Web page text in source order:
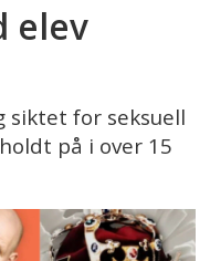
elev
siktet for seksuell
på i over 15